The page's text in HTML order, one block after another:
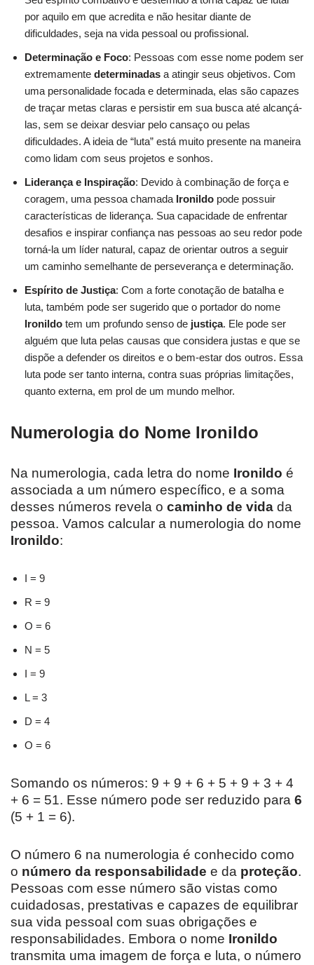
por aquilo em que acredita e não hesitar diante de
dificuldades, seja na vida pessoal ou profissional.
Determinação e Foco: Pessoas com esse nome podem ser
extremamente determinadas a atingir seus objetivos. Com
uma personalidade focada e determinada, elas são capazes
de traçar metas claras e persistir em sua busca até alcançá-
las, sem se deixar desviar pelo cansaço ou pelas
dificuldades. A ideia de “luta” está muito presente na maneira
como lidam com seus projetos e sonhos.
Liderança e Inspiração: Devido à combinação de força e
coragem, uma pessoa chamada Ironildo pode possuir
características de liderança. Sua capacidade de enfrentar
desafios e inspirar confiança nas pessoas ao seu redor pode
torná-la um líder natural, capaz de orientar outros a seguir
um caminho semelhante de perseverança e determinação.
Espírito de Justiça: Com a forte conotação de batalha e
luta, também pode ser sugerido que o portador do nome
Ironildo tem um profundo senso de justiça. Ele pode ser
alguém que luta pelas causas que considera justas e que se
dispõe a defender os direitos e o bem-estar dos outros. Essa
luta pode ser tanto interna, contra suas próprias limitações,
quanto externa, em prol de um mundo melhor.
Numerologia do Nome Ironildo
Na numerologia, cada letra do nome Ironildo é
associada a um número específico, e a soma
desses números revela o caminho de vida da
pessoa. Vamos calcular a numerologia do nome
Ironildo:
I = 9
R = 9
O = 6
N = 5
I = 9
L = 3
D = 4
O = 6
Somando os números: 9 + 9 + 6 + 5 + 9 + 3 + 4
+ 6 = 51. Esse número pode ser reduzido para 6
(5 + 1 = 6).
O número 6 na numerologia é conhecido como
o número da responsabilidade e da proteção.
Pessoas com esse número são vistas como
cuidadosas, prestativas e capazes de equilibrar
sua vida pessoal com suas obrigações e
responsabilidades. Embora o nome Ironildo
transmita uma imagem de força e luta, o número